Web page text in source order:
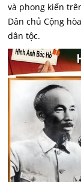
và phong kiến
Dân chủ Cộng
dân tộc.